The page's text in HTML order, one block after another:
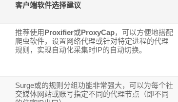
客户端软件选择建议
推荐使用Proxifier或ProxyCap，可以方便地搭配
爬虫软件，设置网络代理或针对特定进程的代理
规则，实现自动化采集时IP的自动切换。
Surge或的规则分组功能非常强大，可以为每个社
交媒体网站或账号指定不同的代理节点（即不同